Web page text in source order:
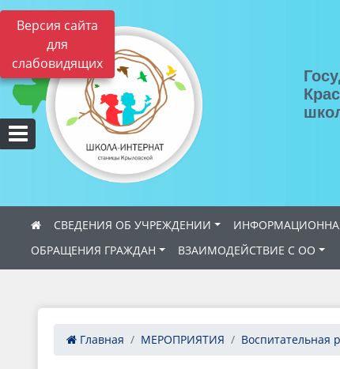
Версия сайта
для
слабовидящих
СВЕДЕНИЯ ОБ УЧРЕЖДЕНИИ
ОБРАЩЕНИЯ ГРАЖДАН
ВЗАИМОДЕЙСТВИЕ С ОО
Главная МЕРОПРИЯТИЯ Воспитательная